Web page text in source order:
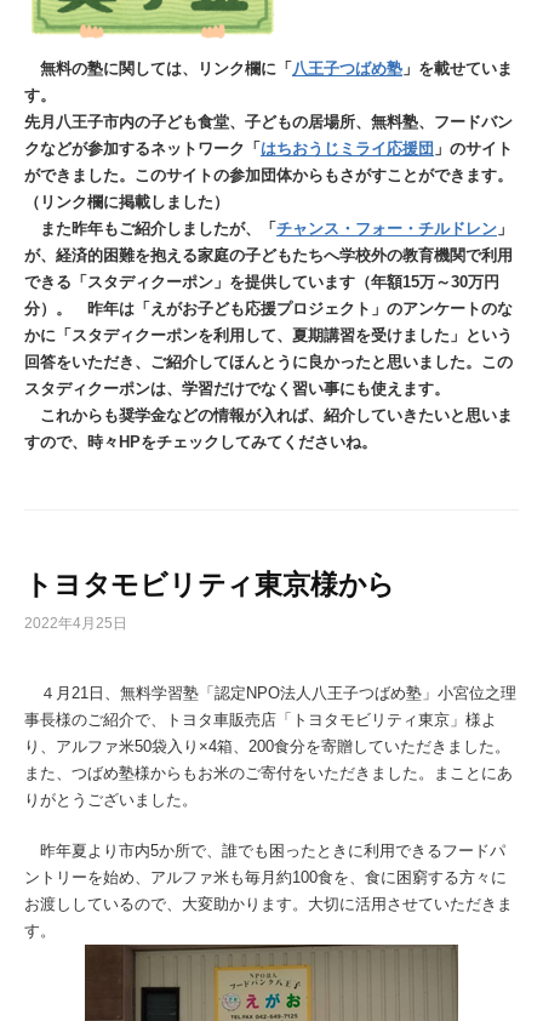
無料の塾に関しては、リンク欄に「 八王子つばめ塾 」を載せていま
す。
先月八王子市内の子ども食堂、子どもの居場所、無料塾、フードバン
クなどが参加するネットワーク「 はちおうじミライ応援団 」のサイト
ができました。このサイトの参加団体からもさがすことができます。
（リンク欄に掲載しました）
また昨年もご紹介しましたが、「 チャンス・フォー・チルドレン 」
が、経済的困難を抱える家庭の子どもたちへ学校外の教育機関で利用
できる「スタディクーポン」を提供しています（年額15万～30万円
分）。 昨年は「えがお子ども応援プロジェクト」のアンケートのな
かに「スタディクーポンを利用して、夏期講習を受けました」という
回答をいただき、ご紹介してほんとうに良かったと思いました。この
スタディクーポンは、学習だけでなく習い事にも使えます。
これからも奨学金などの情報が入れば、紹介していきたいと思いま
すので、時々HPをチェックしてみてくださいね。
トヨタモビリティ東京様から
2022年4月25日
４月21日、無料学習塾「認定NPO法人八王子つばめ塾」小宮位之理
事長様のご紹介で、トヨタ車販売店「トヨタモビリティ東京」様よ
り、アルファ米50袋入り×4箱、200食分を寄贈していただきました。
また、つばめ塾様からもお米のご寄付をいただきました。まことにあ
りがとうございました。
昨年夏より市内5か所で、誰でも困ったときに利用できるフードパ
ントリーを始め、アルファ米も毎月約100食を、食に困窮する方々に
お渡ししているので、大変助かります。大切に活用させていただきま
す。